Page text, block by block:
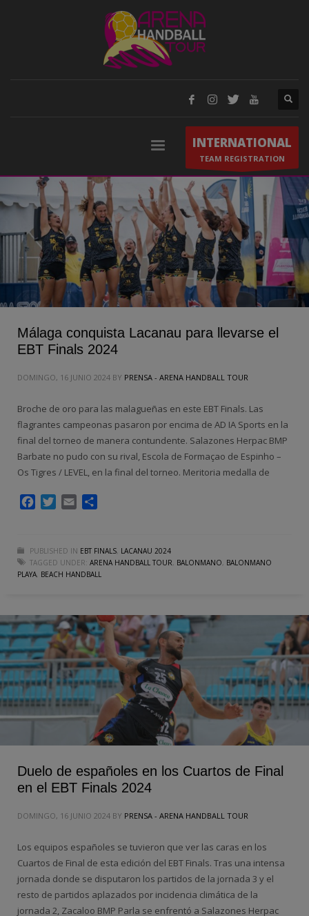
INTERNATIONAL
TEAM REGISTRATION
Málaga conquista Lacanau para llevarse el
EBT Finals 2024
DOMINGO, 16 JUNIO 2024 BY PRENSA - ARENA HANDBALL TOUR
Broche de oro para las malagueñas en este EBT Finals. Las
flagrantes campeonas pasaron por encima de AD IA Sports en la
final del torneo de manera contundente. Salazones Herpac BMP
Barbate no pudo con su rival, Escola de Formaçao de Espinho –
Os Tigres / LEVEL, en la final del torneo. Meritoria medalla de
FacebookTwitter
Email
PUBLISHED IN EBT FINALS, LACANAU 2024
TAGGED UNDER: ARENA HANDBALL TOUR, BALONMANO, BALONMANO
PLAYA, BEACH HANDBALL
Duelo de españoles en los Cuartos de Final
en el EBT Finals 2024
DOMINGO, 16 JUNIO 2024 BY PRENSA - ARENA HANDBALL TOUR
Los equipos españoles se tuvieron que ver las caras en los
Cuartos de Final de esta edición del EBT Finals. Tras una intensa
jornada donde se disputaron los partidos de la jornada 3 y el
resto de partidos aplazados por incidencia climática de la
jornada 2, Zacaloo BMP Parla se enfrentó a Salazones Herpac